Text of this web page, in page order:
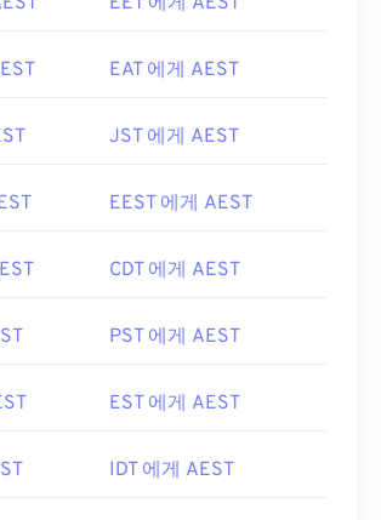
EAT 에게 AEST
JST 에게 AEST
EEST 에게 AEST
CDT 에게 AEST
PST 에게 AEST
EST 에게 AEST
IDT 에게 AEST